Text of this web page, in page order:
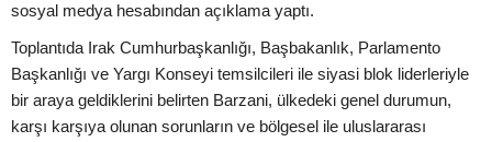
sosyal medya hesabından açıklama yaptı.
Toplantıda Irak Cumhurbaşkanlığı, Başbakanlık, Parlamento
Başkanlığı ve Yargı Konseyi temsilcileri ile siyasi blok liderleriyle
bir araya geldiklerini belirten Barzani, ülkedeki genel durumun,
karşı karşıya olunan sorunların ve bölgesel ile uluslararası